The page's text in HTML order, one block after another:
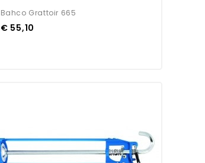
Bahco Grattoir 665
€ 55,10